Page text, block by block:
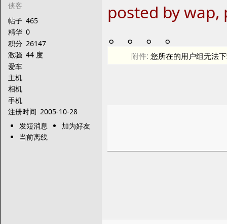
侠客
帖子 465
精华 0
积分 26147
激骚 44 度
爱车
主机
相机
手机
注册时间 2005-10-28
发短消息
加为好友
当前离线
posted by
。。。。
附件:您所在的用户组无法